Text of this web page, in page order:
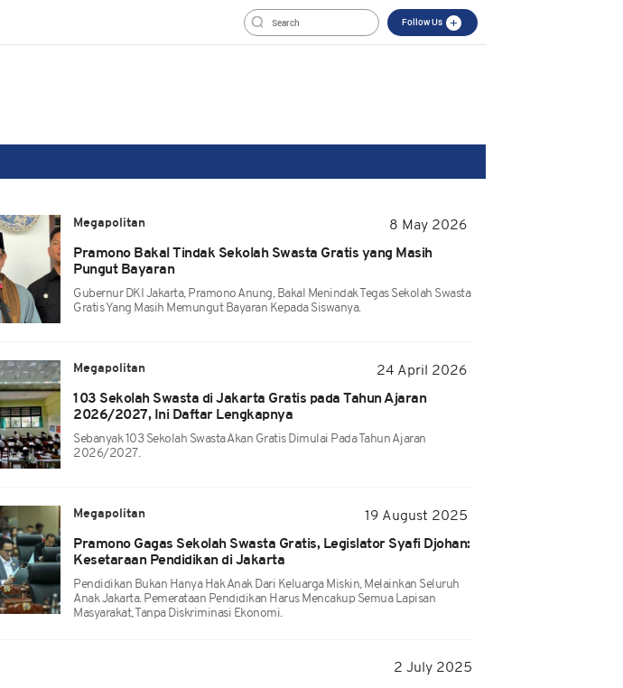
Follow Us
Megapolitan
8 May 2026
Pramono Bakal Tindak Sekolah Swasta Gratis yang Masih
Pungut Bayaran
Gubernur DKI Jakarta, Pramono Anung, Bakal Menindak Tegas Sekolah Swasta
Gratis Yang Masih Memungut Bayaran Kepada Siswanya.
Megapolitan
24 April 2026
103 Sekolah Swasta di Jakarta Gratis pada Tahun Ajaran
2026/2027, Ini Daftar Lengkapnya
Sebanyak 103 Sekolah Swasta Akan Gratis Dimulai Pada Tahun Ajaran
2026/2027.
Megapolitan
19 August 2025
Pramono Gagas Sekolah Swasta Gratis, Legislator Syafi Djohan:
Kesetaraan Pendidikan di Jakarta
Pendidikan Bukan Hanya Hak Anak Dari Keluarga Miskin, Melainkan Seluruh
Anak Jakarta. Pemerataan Pendidikan Harus Mencakup Semua Lapisan
Masyarakat, Tanpa Diskriminasi Ekonomi.
2 July 2025